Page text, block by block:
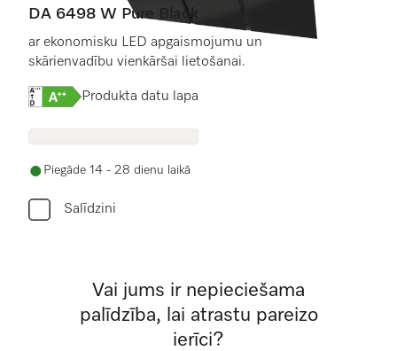
DA 6498 W Pure Black
ar ekonomisku LED apgaismojumu un
skārienvadību vienkāršai lietošanai.
Online Label Flag, Energoefektivitātes etiķete
Produkta datu lapa
Piegāde 14 - 28 dienu laikā
Salīdzini
Vai jums ir nepieciešama
palīdzība, lai atrastu pareizo
ierīci?